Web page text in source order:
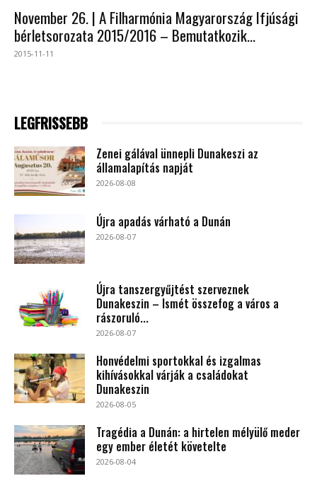
November 26. | A Filharmónia Magyarország Ifjúsági
bérletsorozata 2015/2016 – Bemutatkozik...
2015-11-11
LEGFRISSEBB
Zenei gálával ünnepli Dunakeszi az
államalapítás napját
2026-08-08
Újra apadás várható a Dunán
2026-08-07
Újra tanszergyűjtést szerveznek
Dunakeszin – Ismét összefog a város a
rászoruló...
2026-08-07
Honvédelmi sportokkal és izgalmas
kihívásokkal várják a családokat
Dunakeszin
2026-08-05
Tragédia a Dunán: a hirtelen mélyülő meder
egy ember életét követelte
2026-08-04